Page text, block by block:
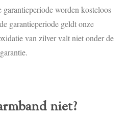
worden kosteloos
garantieperiode geldt onze
van zilver valt niet onder de
garantie.
niet?